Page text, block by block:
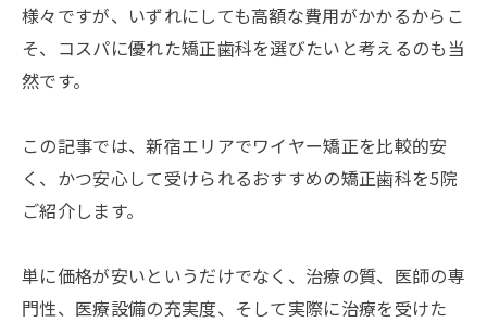
様々ですが、いずれにしても高額な費用がかかるからこ
そ、コスパに優れた矯正歯科を選びたいと考えるのも当
然です。
この記事では、新宿エリアでワイヤー矯正を比較的安
く、かつ安心して受けられるおすすめの矯正歯科を5院
ご紹介します。
単に価格が安いというだけでなく、治療の質、医師の専
門性、医療設備の充実度、そして実際に治療を受けた